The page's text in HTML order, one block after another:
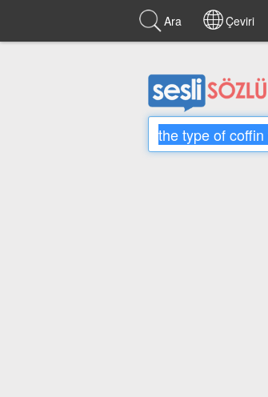
Ara Çeviri